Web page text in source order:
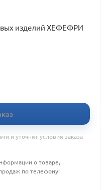
изделий ХЕФЕФРИ
и уточнят условия заказа
о товаре,
по телефону: